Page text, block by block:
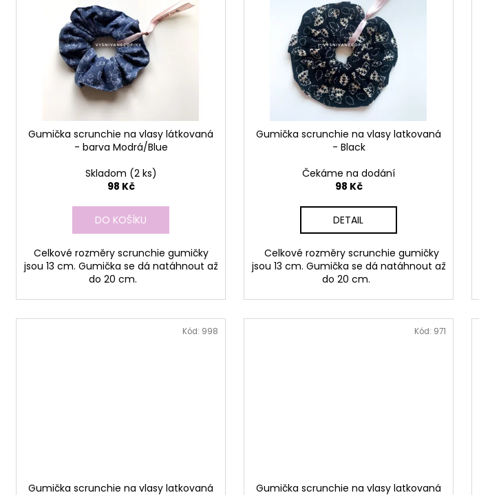
Gumička scrunchie na vlasy látkovaná
- barva Modrá/Blue
Skladom (2 ks)
98 Kč
DO KOŠÍKU
Celkové rozměry scrunchie gumičky
jsou 13 cm. Gumička se dá natáhnout až
do 20 cm.
Gumička scrunchie na vlasy latkovaná
- Black
Čekáme na dodání
98 Kč
DETAIL
Celkové rozměry scrunchie gumičky
jsou 13 cm. Gumička se dá natáhnout až
do 20 cm.
Gumička scrunchie na vlasy latkovaná
Kód: 998
Gumička scrunchie na vlasy latkovaná
Kód: 971